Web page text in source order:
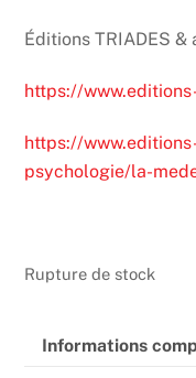
Éditions TRIADES &
https://
https://
psychologie/la-
Rupture de stock
Informations